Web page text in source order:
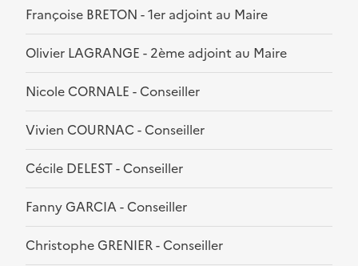
Françoise BRETON - 1er adjoint au Maire
Olivier LAGRANGE - 2ème adjoint au Maire
Nicole CORNALE - Conseiller
Vivien COURNAC - Conseiller
Cécile DELEST - Conseiller
Fanny GARCIA - Conseiller
Christophe GRENIER - Conseiller